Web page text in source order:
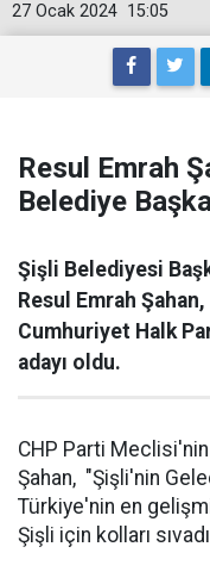
15:05
27 Ocak 2024
Resul Emrah
Belediye
Şişli Belediyesi
Resul Emrah
Cumhuriyet Halk
adayı oldu.
CHP Parti Meclisi'nin
Şahan, "Şişli'nin
Türkiye'nin en
Şişli için kolları